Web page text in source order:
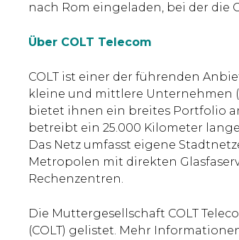
nach Rom eingeladen, bei der
Über COLT Telecom
COLT ist einer der führenden
kleine und mittlere Unternehmen
bietet ihnen ein breites Portfolio
betreibt ein 25.000 Kilometer
Das Netz umfasst eigene
Metropolen mit direkten
Rechenzentren.
Die Muttergesellschaft COLT
(COLT) gelistet. Mehr